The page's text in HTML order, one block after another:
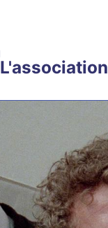
L'association